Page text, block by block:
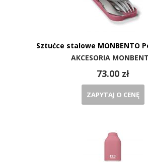
Sztućce stalowe MONBENTO
AKCESORIA
73.00 zł
ZAPYTAJ O CENĘ